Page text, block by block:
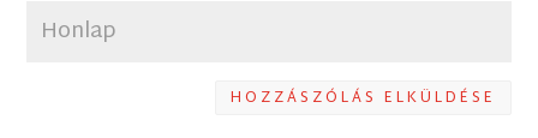
HOZZÁSZÓLÁS ELKÜLDÉSE